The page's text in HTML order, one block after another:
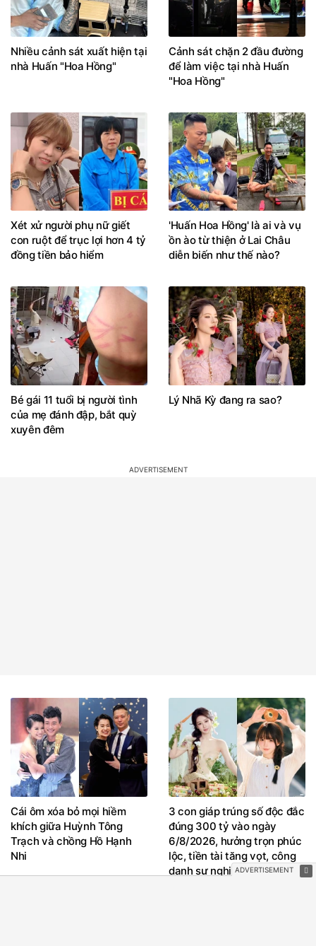
Nhiều cảnh sát xuất hiện tại
nhà Huấn "Hoa Hồng"
Cảnh sát chặn 2 đầu đường
để làm việc tại nhà Huấn
"Hoa Hồng"
Xét xử người phụ nữ giết
con ruột để trục lợi hơn 4 tỷ
đồng tiền bảo hiểm
'Huấn Hoa Hồng' là ai và vụ
ồn ào từ thiện ở Lai Châu
diễn biến như thế nào?
Bé gái 11 tuổi bị người tình
của mẹ đánh đập, bắt quỳ
xuyên đêm
Lý Nhã Kỳ đang ra sao?
Cái ôm xóa bỏ mọi hiềm
khích giữa Huỳnh Tông
Trạch và chồng Hồ Hạnh
Nhi
3 con giáp trúng số độc đắc
đúng 300 tỷ vào ngày
6/8/2026, hưởng trọn phúc
lộc, tiền tài tăng vọt, công
danh sự nghiệp thăng hạng